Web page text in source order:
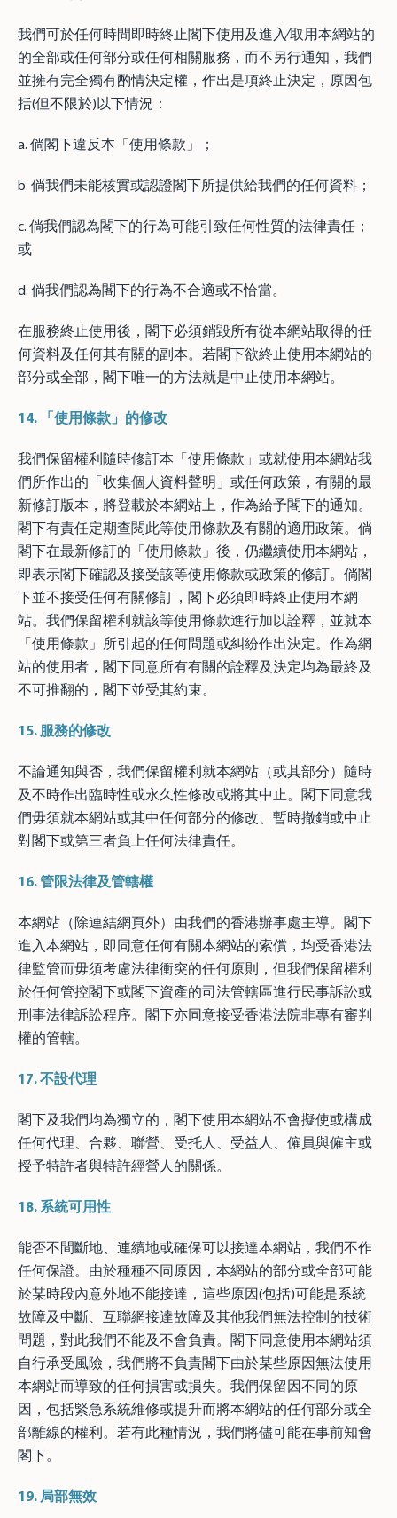
我們可於任何時間即時終止閣下使用及進入∕取用本網站的
的全部或任何部分或任何相關服務，而不另行通知，我們
並擁有完全獨有酌情決定權，作出是項終止決定，原因包
括(但不限於)以下情況：
a. 倘閣下違反本「使用條款」；
b. 倘我們未能核實或認證閣下所提供給我們的任何資料；
c. 倘我們認為閣下的行為可能引致任何性質的法律責任；
或
d. 倘我們認為閣下的行為不合適或不恰當。
在服務終止使用後，閣下必須銷毀所有從本網站取得的任
何資料及任何其有關的副本。若閣下欲終止使用本網站的
部分或全部，閣下唯一的方法就是中止使用本網站。
14. 「使用條款」的修改
我們保留權利隨時修訂本「使用條款」或就使用本網站我
們所作出的「收集個人資料聲明」或任何政策，有關的最
新修訂版本，將登載於本網站上，作為給予閣下的通知。
閣下有責任定期查閱此等使用條款及有關的適用政策。倘
閣下在最新修訂的「使用條款」後，仍繼續使用本網站，
即表示閣下確認及接受該等使用條款或政策的修訂。倘閣
下並不接受任何有關修訂，閣下必須即時終止使用本網
站。我們保留權利就該等使用條款進行加以詮釋，並就本
「使用條款」所引起的任何問題或糾紛作出決定。作為網
站的使用者，閣下同意所有有關的詮釋及決定均為最終及
不可推翻的，閣下並受其約束。
15. 服務的修改
不論通知與否，我們保留權利就本網站（或其部分）隨時
及不時作出臨時性或永久性修改或將其中止。閣下同意我
們毋須就本網站或其中任何部分的修改、暫時撤銷或中止
對閣下或第三者負上任何法律責任。
16.管限法律及管轄權
本網站（除連結網頁外）由我們的香港辦事處主導。閣下
進入本網站，即同意任何有關本網站的索償，均受香港法
律監管而毋須考慮法律衝突的任何原則，但我們保留權利
於任何管控閣下或閣下資產的司法管轄區進行民事訴訟或
刑事法律訴訟程序。閣下亦同意接受香港法院非專有審判
權的管轄。
17.不設代理
閣下及我們均為獨立的，閣下使用本網站不會擬使或構成
任何代理、合夥、聯營、受托人、受益人、僱員與僱主或
授予特許者與特許經營人的關係。
18.系統可用性
能否不間斷地、連續地或確保可以接達本網站，我們不作
任何保證。由於種種不同原因，本網站的部分或全部可能
於某時段內意外地不能接達，這些原因(包括)可能是系統
故障及中斷、互聯網接達故障及其他我們無法控制的技術
問題，對此我們不能及不會負責。閣下同意使用本網站須
自行承受風險，我們將不負責閣下由於某些原因無法使用
本網站而導致的任何損害或損失。我們保留因不同的原
因，包括緊急系統維修或提升而將本網站的任何部分或全
部離線的權利。若有此種情況，我們將儘可能在事前知會
閣下。
19. 局部無效